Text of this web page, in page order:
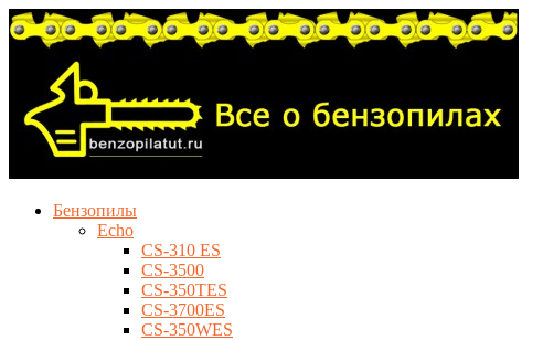
Бензопилы
Echo
CS-310 ES
CS-3500
CS-350TES
CS-3700ES
CS-350WES